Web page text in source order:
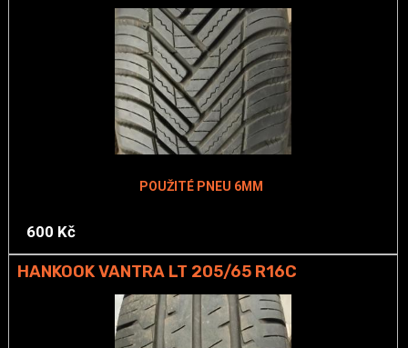
POUŽITÉ PNEU 6MM
600 Kč
HANKOOK VANTRA LT 205/65 R16C